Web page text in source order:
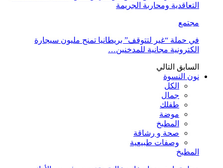
التعاقدية ومحاربة الجريمة
مجتمع
في حملة “غير لتتوقف” بريطانيا تمنح مليون سيجارة
الكترونية مجانية للمدخنين…
السابق التالي
نون النسوة
الكل
جمال
طفلك
موضة
المطبخ
صحة و رشاقة
وصفات طبيعية
المطبخ